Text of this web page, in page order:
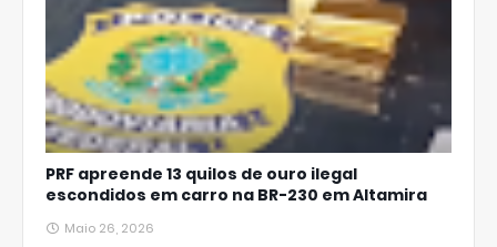
PRF apreende 13 quilos de ouro ilegal
escondidos em carro na BR-230 em Altamira
Maio 26, 2026